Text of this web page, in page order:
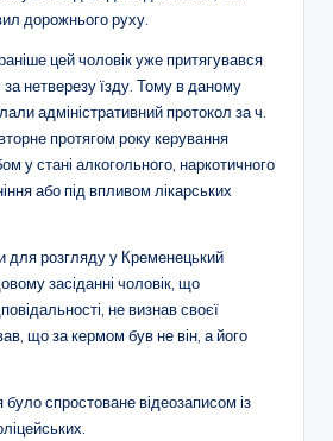
дорожнього руху.
цей чоловік уже притягувався
за нетверезу їзду. Тому в даному
адміністративний протокол за ч.
протягом року керування
у стані алкогольного, наркотичного
або під впливом лікарських
для розгляду у Кременецький
засіданні чоловік, що
не визнав своєї
що за кермом був не він, а його
спростоване відеозаписом із